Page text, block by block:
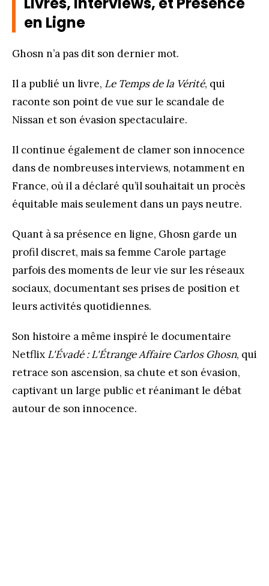
en Ligne
Ghosn n’a pas dit son dernier mot.
Il a publié un livre, Le Temps de la Vérité, qui
raconte son point de vue sur le scandale de
Nissan et son évasion spectaculaire.
Il continue également de clamer son innocence
dans de nombreuses interviews, notamment en
France, où il a déclaré qu’il souhaitait un procès
équitable mais seulement dans un pays neutre.
Quant à sa présence en ligne, Ghosn garde un
profil discret, mais sa femme Carole partage
parfois des moments de leur vie sur les réseaux
sociaux, documentant ses prises de position et
leurs activités quotidiennes.
Son histoire a même inspiré le documentaire
Netflix L'Évadé : L'Étrange Affaire Carlos Ghosn, qui
retrace son ascension, sa chute et son évasion,
captivant un large public et réanimant le débat
autour de son innocence​.